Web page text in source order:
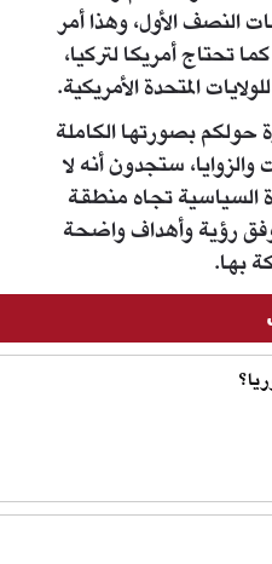
النصف الأول، وهذا أمر
تحتاج أمريكا لتركيا،
المتحدة الأمريكية.
حولكم بصورتها الكاملة
ستجدون أنه لا
السياسية تجاه منطقة
رؤية وأهداف واضحة
بها.